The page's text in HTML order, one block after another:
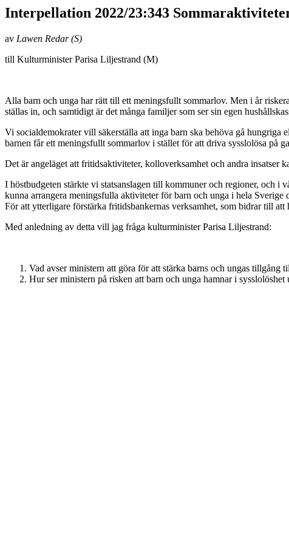
Interpellation 2022/23:343
av Lawen Redar (S)
till Kulturminister Parisa Liljestrand (M)
Alla barn och unga har rätt till ett meningsfullt sommarlov. Men i år
ställas in, och samtidigt är det många familjer som ser sin egen
Vi socialdemokrater vill säkerställa att inga barn ska behöva gå
barnen får ett meningsfullt sommarlov i stället för att driva sysslolösa på
Det är angeläget att fritidsaktiviteter, kolloverksamhet och andra insatser
I höstbudgeten stärkte vi statsanslagen till kommuner och regioner, och
kunna arrangera meningsfulla aktiviteter för barn och unga i hela
För att ytterligare förstärka fritidsbankernas verksamhet, som bidrar till
Med anledning av detta vill jag fråga kulturminister Parisa Liljestrand:
Vad avser ministern att göra för att stärka barns och ungas tillgång
Hur ser ministern på risken att barn och unga hamnar i sysslolöshet